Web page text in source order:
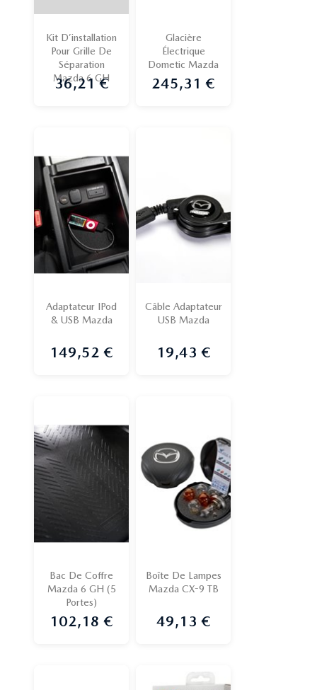
Kit D’installation
Pour Grille De
Séparation
Mazda 6 GH
Prix
36,21 €
Glacière
Électrique
Dometic Mazda
Prix
245,31 €
Adaptateur IPod
& USB Mazda
Prix
149,52 €
Câble Adaptateur
USB Mazda
Prix
19,43 €
Bac De Coffre
Mazda 6 GH (5
Portes)
Prix
102,18 €
Boîte De Lampes
Mazda CX-9 TB
Prix
49,13 €